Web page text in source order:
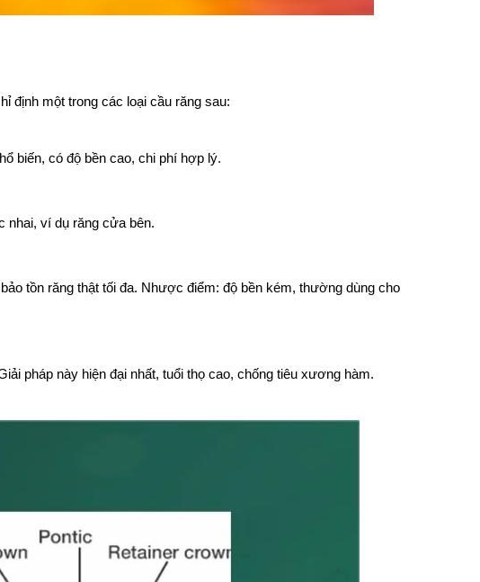
định một trong các loại cầu răng sau:
biến, có độ bền cao, chi phí hợp lý.
nhai, ví dụ răng cửa bên.
tồn răng thật tối đa. Nhược điểm: độ bền kém, thường dùng cho
pháp này hiện đại nhất, tuổi thọ cao, chống tiêu xương hàm.